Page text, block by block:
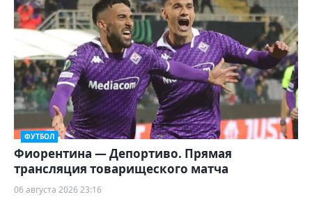
ФУТБОЛ
Фиорентина — Депортиво. Прямая
трансляция товарищеского матча
06 августа 2026 23:16